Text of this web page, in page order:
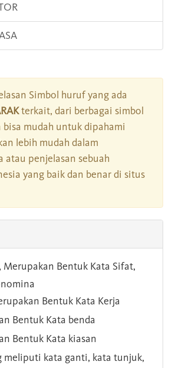
Simbol huruf yang ada
terkait, dari berbagai simbol
mudah untuk dipahami
lebih mudah dalam
atau penjelasan sebuah
yang baik dan benar di situs
Merupakan Bentuk Kata Sifat,
Bentuk Kata Kerja
Bentuk Kata benda
Bentuk Kata kiasan
meliputi kata ganti, kata tunjuk,